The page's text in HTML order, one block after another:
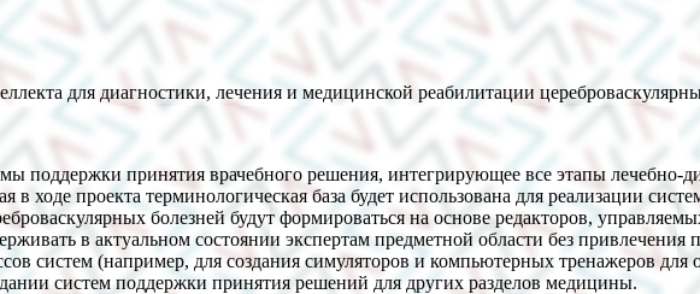
для диагностики, лечения и медицинской реабилитации
поддержки принятия врачебного решения, интегрирующее все этапы лечебно-
в ходе проекта терминологическая база будет использована для реализации
болезней будут формироваться на основе редакторов,
в актуальном состоянии экспертам предметной области без
систем (например, для создания симуляторов и компьютерных тренажеров для
систем поддержки принятия решений для других разделов медицины.